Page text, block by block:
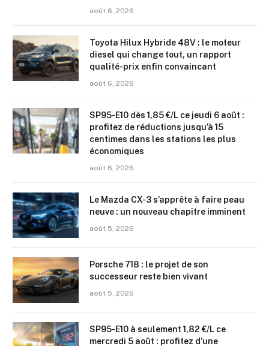
août 6, 2026
Toyota Hilux Hybride 48V : le moteur
diesel qui change tout, un rapport
qualité-prix enfin convaincant
août 6, 2026
SP95-E10 dès 1,85 €/L ce jeudi 6 août :
profitez de réductions jusqu’à 15
centimes dans les stations les plus
économiques
août 6, 2026
Le Mazda CX-3 s’apprête à faire peau
neuve : un nouveau chapitre imminent
août 5, 2026
Porsche 718 : le projet de son
successeur reste bien vivant
août 5, 2026
SP95-E10 à seulement 1,82 €/L ce
mercredi 5 août : profitez d’une